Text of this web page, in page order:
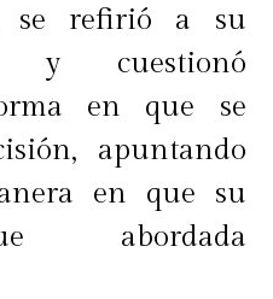
se refirió a su
y cuestionó
en que se
apuntando
en que su
abordada